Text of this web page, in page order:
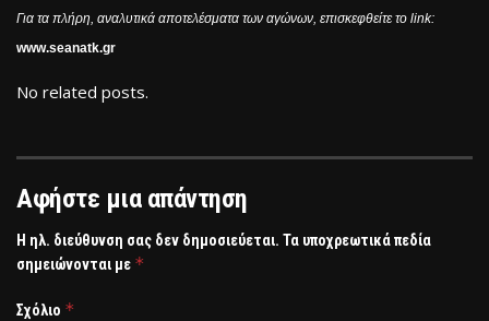
Για τα πλήρη, αναλυτικά αποτελέσματα των αγώνων, επισκεφθείτε το link:
www.seanatk.gr
No related posts.
Αφήστε μια απάντηση
Η ηλ. διεύθυνση σας δεν δημοσιεύεται. Τα υποχρεωτικά πεδία
σημειώνονται με *
Σχόλιο *